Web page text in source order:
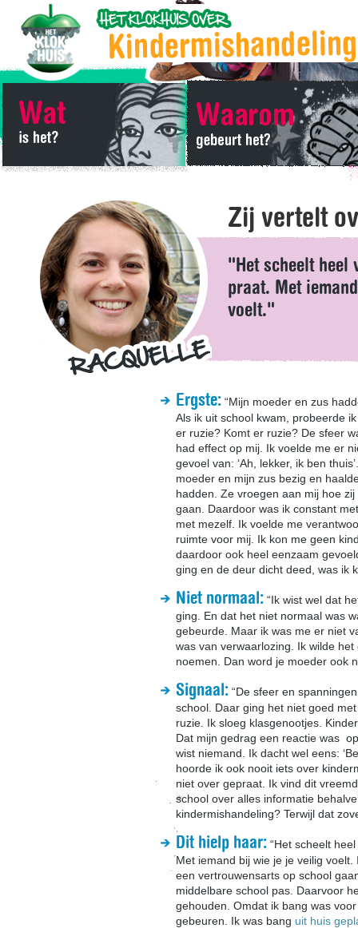
Zij vertelt
"Het scheelt heel
praat. Met
voelt."
Ergste: “Mijn moeder en zus
Als ik uit school kwam, probeerde
er ruzie? Komt er ruzie? De sfeer
had effect op mij. Ik voelde me er
gevoel van: ‘Ah, lekker, ik ben
moeder en mijn zus bezig en
hadden. Ze vroegen aan mij hoe
gaan. Daardoor was ik constant
met mezelf. Ik voelde me
ruimte voor mij. Ik kon me geen
daardoor ook heel eenzaam
ging en de deur dicht deed, was ik
Niet normaal: “Ik wist wel dat
ging. En dat het niet normaal was
gebeurde. Maar ik was me er niet
was van verwaarlozing. Ik wilde
noemen. Dan word je moeder ook
Signaal: “De sfeer en
school. Daar ging het niet goed
ruzie. Ik sloeg klasgenootjes.
Dat mijn gedrag een reactie was
wist niemand. Ik dacht wel eens:
hoorde ik ook nooit iets over
niet over gepraat. Ik vind dit
school over alles informatie
kindermishandeling? Terwijl dat
Dit hielp haar: “Het scheelt
Met iemand bij wie je je veilig
een vertrouwensarts op school
middelbare school pas. Daarvoor
gehouden. Omdat ik bang was
gebeuren. Ik was bang uit huis